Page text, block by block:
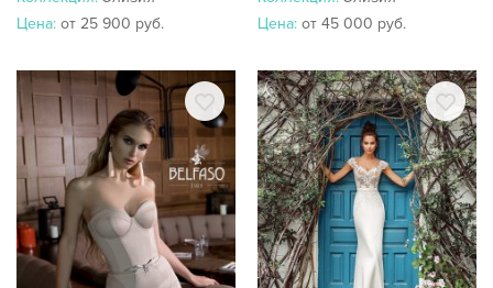
Цена: от 25 900 руб.
Цена: от 45 000 руб.